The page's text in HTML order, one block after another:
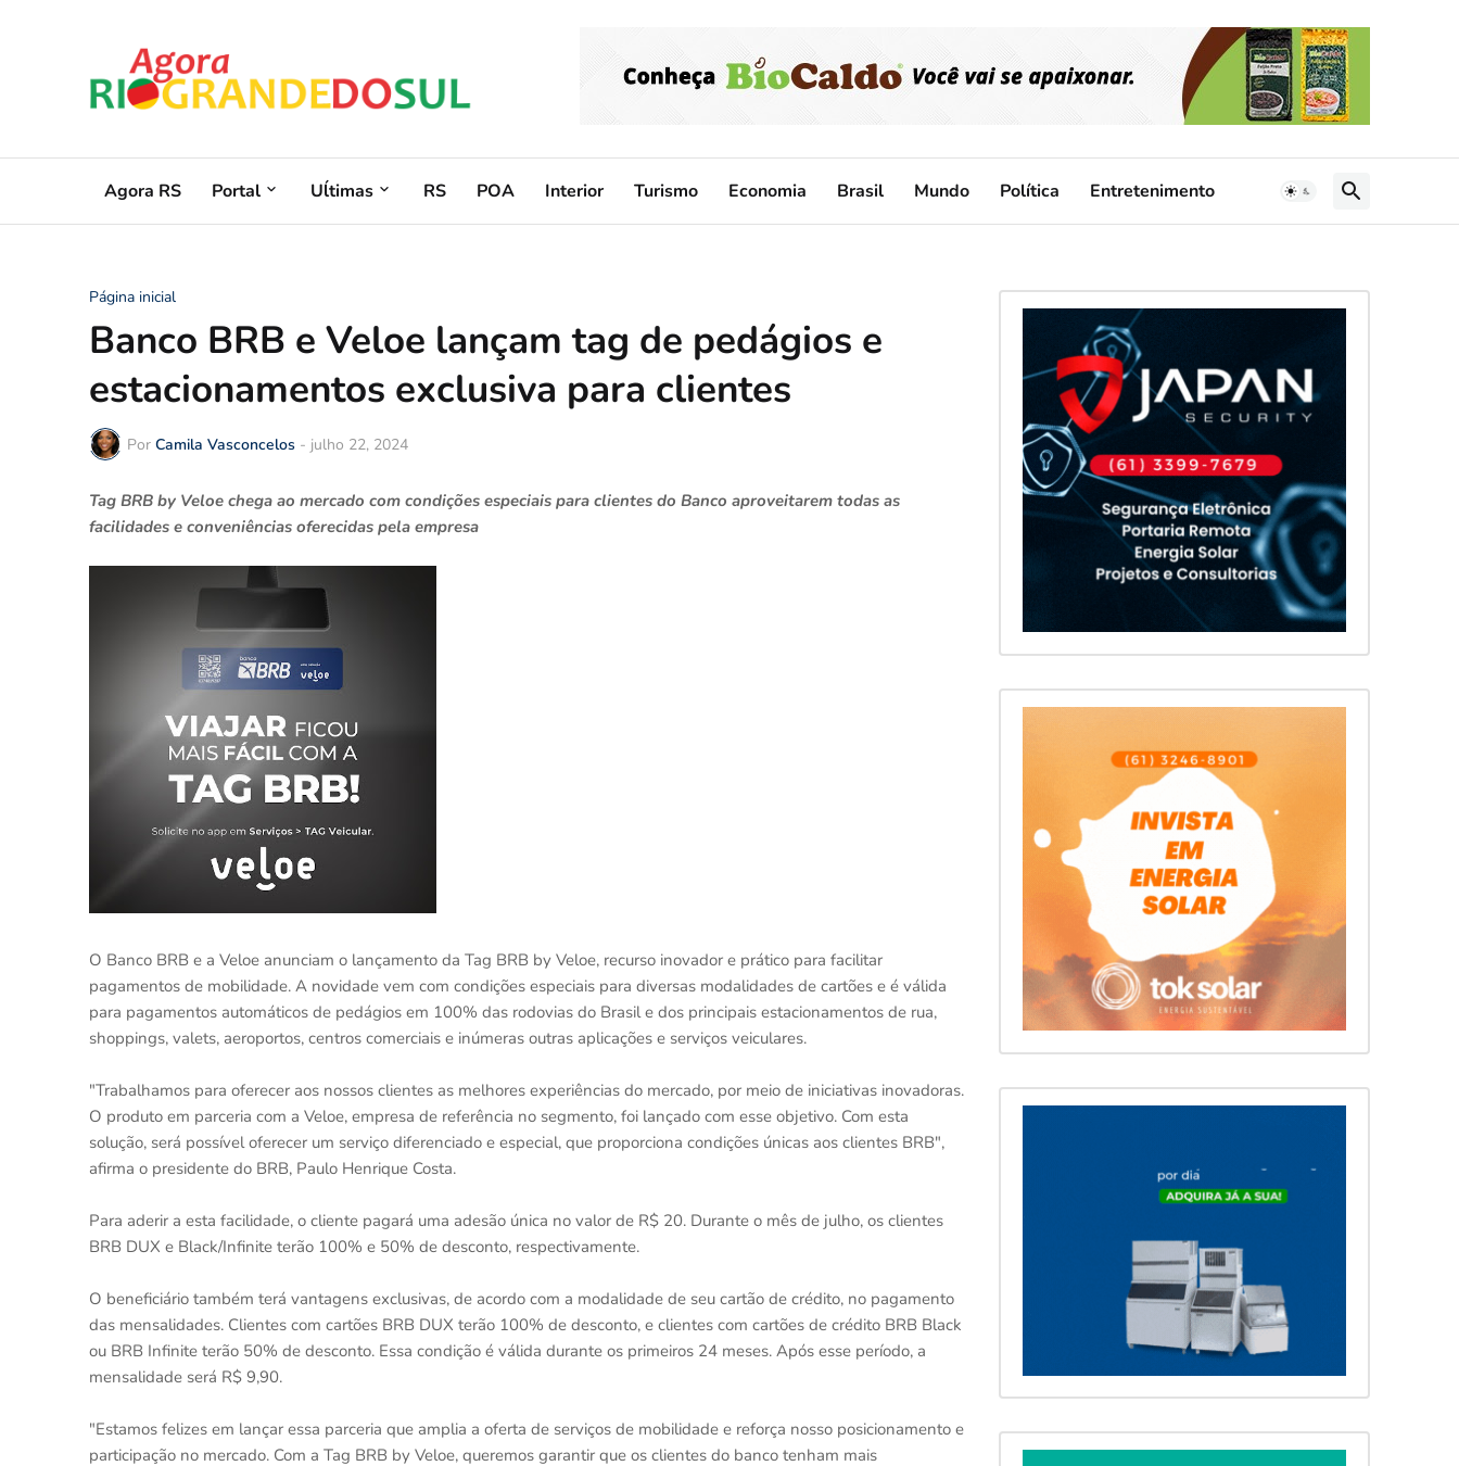
Agora RS Portal Uĺtimas RS POA Interior Turismo Economia Brasil Mundo Política Entretenimento
Página inicial
Banco BRB e Veloe lançam tag de pedágios e
estacionamentos exclusiva para clientes
Por Camila Vasconcelos - julho 22, 2024
Tag BRB by Veloe chega ao mercado com condições especiais para clientes do Banco aproveitarem todas as
facilidades e conveniências oferecidas pela empresa
O Banco BRB e a Veloe anunciam o lançamento da Tag BRB by Veloe, recurso inovador e prático para facilitar
pagamentos de mobilidade. A novidade vem com condições especiais para diversas modalidades de cartões e é válida
para pagamentos automáticos de pedágios em 100% das rodovias do Brasil e dos principais estacionamentos de rua,
shoppings, valets, aeroportos, centros comerciais e inúmeras outras aplicações e serviços veiculares.
"Trabalhamos para oferecer aos nossos clientes as melhores experiências do mercado, por meio de iniciativas inovadoras.
O produto em parceria com a Veloe, empresa de referência no segmento, foi lançado com esse objetivo. Com esta
solução, será possível oferecer um serviço diferenciado e especial, que proporciona condições únicas aos clientes BRB",
afirma o presidente do BRB, Paulo Henrique Costa.
Para aderir a esta facilidade, o cliente pagará uma adesão única no valor de R$ 20. Durante o mês de julho, os clientes
BRB DUX e Black/Infinite terão 100% e 50% de desconto, respectivamente.
O beneficiário também terá vantagens exclusivas, de acordo com a modalidade de seu cartão de crédito, no pagamento
das mensalidades. Clientes com cartões BRB DUX terão 100% de desconto, e clientes com cartões de crédito BRB Black
ou BRB Infinite terão 50% de desconto. Essa condição é válida durante os primeiros 24 meses. Após esse período, a
mensalidade será R$ 9,90.
"Estamos felizes em lançar essa parceria que amplia a oferta de serviços de mobilidade e reforça nosso posicionamento e
participação no mercado. Com a Tag BRB by Veloe, queremos garantir que os clientes do banco tenham mais